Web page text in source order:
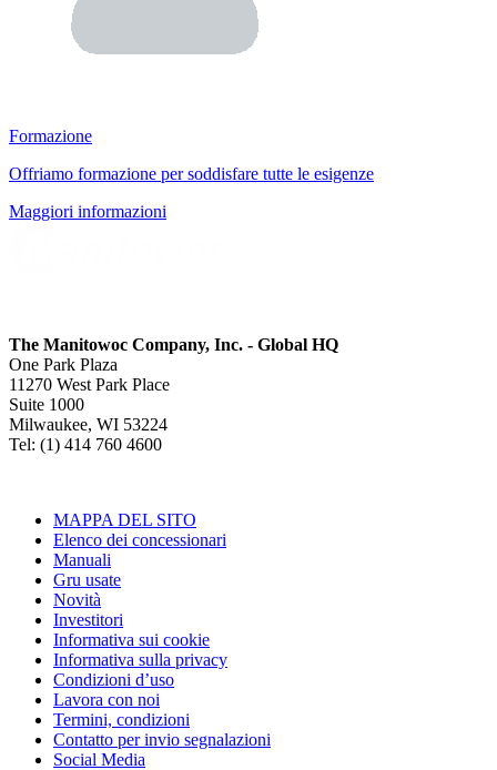
Formazione
Offriamo formazione per soddisfare tutte le esigenze
Maggiori informazioni
The Manitowoc Company, Inc. - Global HQ
One Park Plaza
11270 West Park Place
Suite 1000
Milwaukee, WI 53224
Tel: (1) 414 760 4600
MAPPA DEL SITO
Elenco dei concessionari
Manuali
Gru usate
Novità
Investitori
Informativa sui cookie
Informativa sulla privacy
Condizioni d’uso
Lavora con noi
Termini, condizioni
Contatto per invio segnalazioni
Social Media